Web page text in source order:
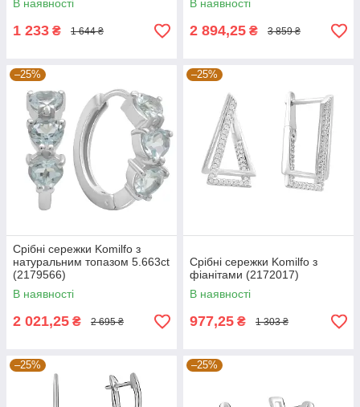
В наявності
1 233 ₴ 1 644 ₴
В наявності
2 894,25 ₴ 3 859 ₴
–25%
Срібні сережки Komilfo з
натуральним топазом 5.663ct
(2179566)
В наявності
2 021,25 ₴ 2 695 ₴
–25%
Срібні сережки Komilfo з
фіанітами (2172017)
В наявності
977,25 ₴ 1 303 ₴
–25% –25%